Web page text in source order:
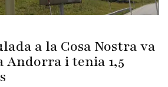
a la Cosa Nostra va
Andorra i tenia 1,5